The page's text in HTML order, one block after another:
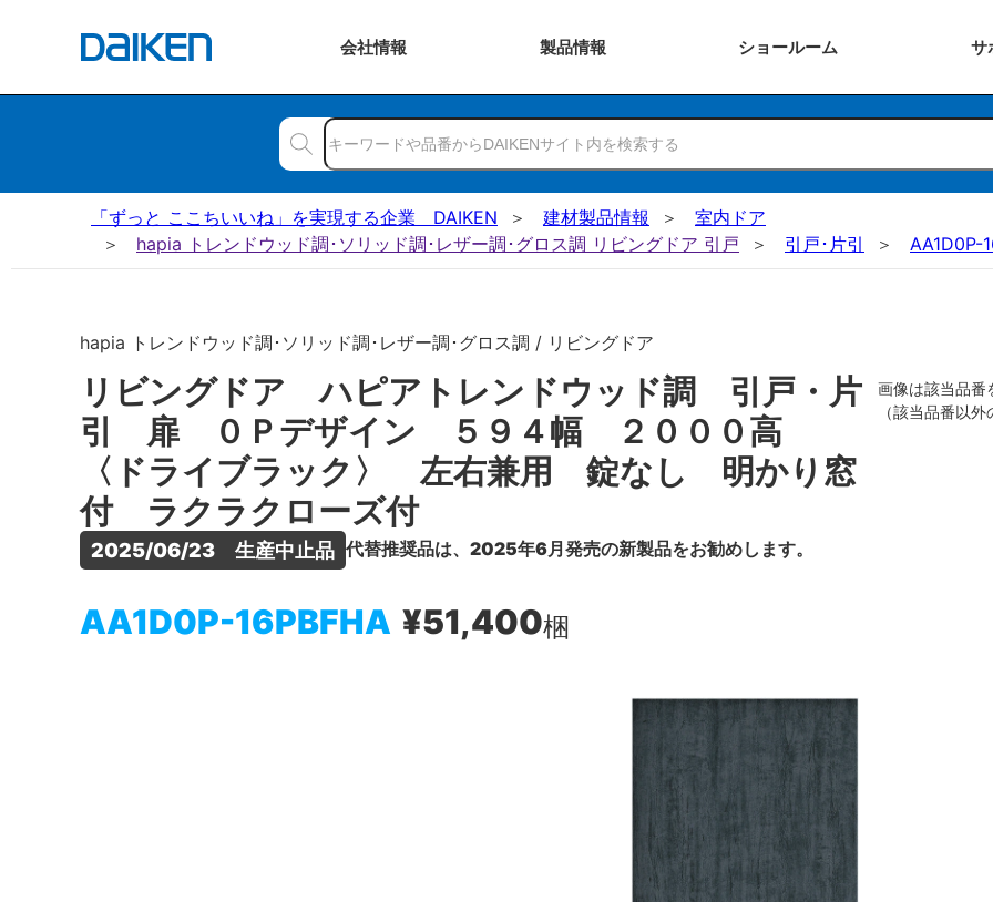
会社情報 製品情報 ショールーム サ
「ずっと ここちいいね」を実現する企業 DAIKEN 建材製品情報
室内ドア
hapia トレンドウッド調･ソリッド調･レザー調･グロス調 リビングドア 引戸
引戸･片引 AA1D0P-
hapia トレンドウッド調･ソリッド調･レザー調･グロス調 / リビングドア
リビングドア ハピアトレンドウッド調 引戸・片
引 扉 ０Ｐデザイン ５９４幅 ２０００高
〈ドライブラック〉 左右兼用 錠なし 明かり窓
付 ラクラクローズ付
2025/06/23　生産中止品 代替推奨品は、2025年6月発売の新製品をお勧めします。
AA1D0P-16PBFHA ¥51,400梱
画像は該当品番
（該当品番以